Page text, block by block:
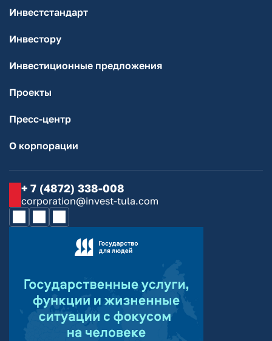
Инвестстандарт
Инвестору
Инвестиционные предложения
Проекты
Пресс-центр
О корпорации
+ 7 (4872) 338-008
corporation@invest-tula.com